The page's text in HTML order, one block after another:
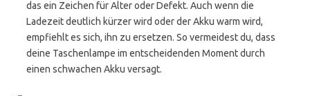
das ein Zeichen für Alter oder Defekt. Auch wenn die
Ladezeit deutlich kürzer wird oder der Akku warm wird,
empfiehlt es sich, ihn zu ersetzen. So vermeidest du, dass
deine Taschenlampe im entscheidenden Moment durch
einen schwachen Akku versagt.